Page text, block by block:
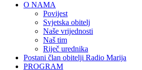
O NAMA
Povijest
Svjetska obitelj
Naše vrijednosti
Naš tim
Riječ urednika
Postani član obitelji Radio Marija
PROGRAM